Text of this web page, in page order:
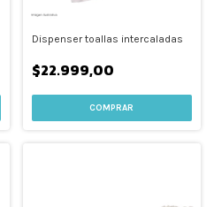
Dispenser toallas intercaladas
$22.999,00